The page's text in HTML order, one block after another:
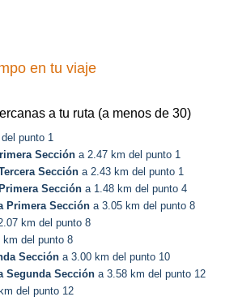
en tu viaje
a tu ruta (a menos de 30)
punto 1
Sección a 2.47 km del punto 1
Sección a 2.43 km del punto 1
Sección a 1.48 km del punto 4
Primera Sección a 3.05 km del punto 8
km del punto 8
del punto 8
Sección a 3.00 km del punto 10
Segunda Sección a 3.58 km del punto 12
del punto 12